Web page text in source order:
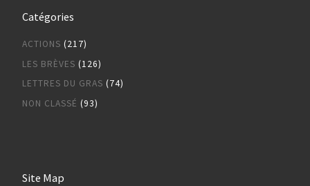
Catégories
ACTIONS (217)
LES BRÈVES (126)
LETTRES DU GRAS (74)
NON CLASSÉ (93)
Site Map